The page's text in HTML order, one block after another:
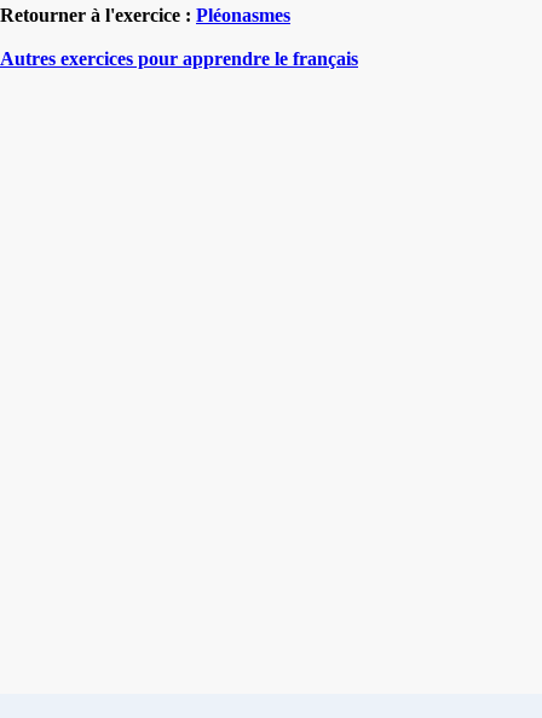
Retourner à l'exercice : Pléonasmes
Autres exercices pour apprendre le français